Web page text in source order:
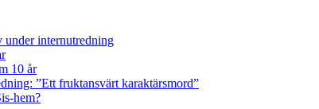
internutredning
10 år
”Ett fruktansvärt karaktärsmord”
hem?